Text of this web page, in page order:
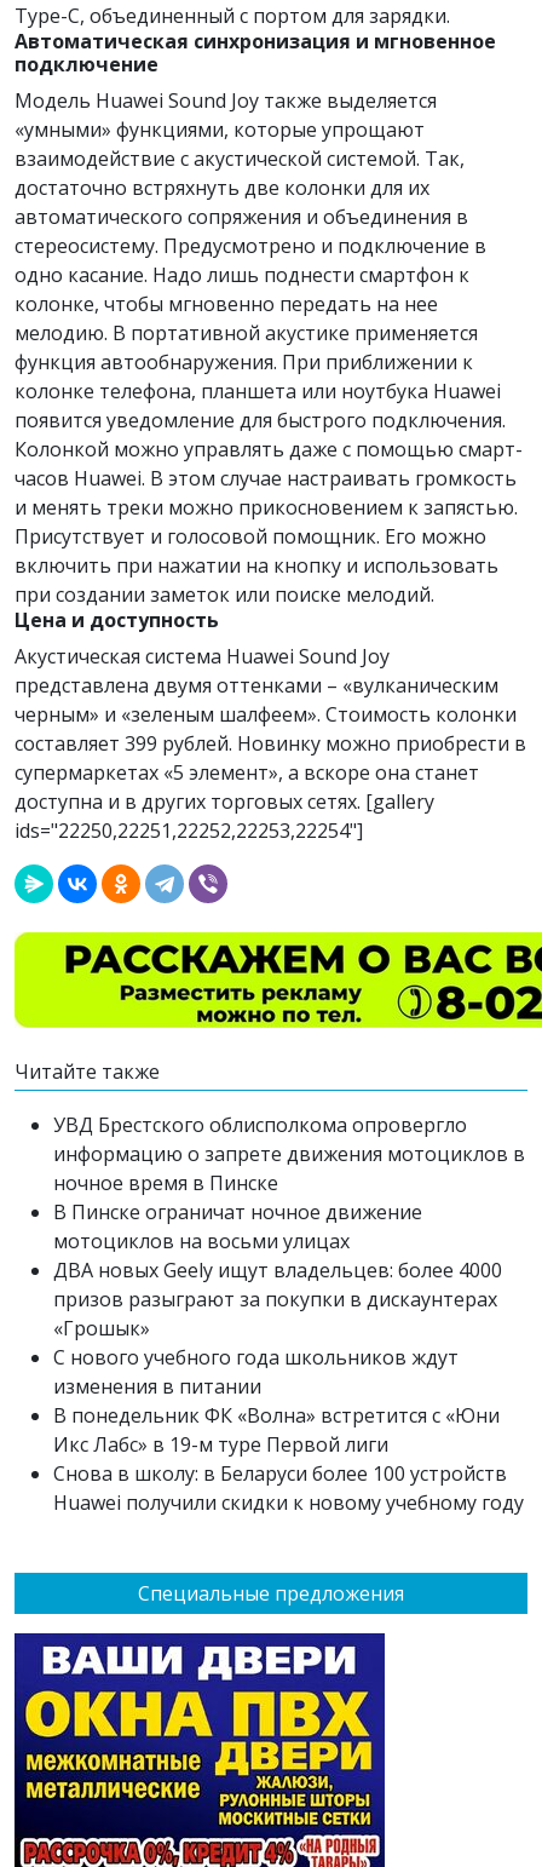
Специальные предложения
Type-C, объединенный с портом для зарядки.
Автоматическая синхронизация и мгновенное
подключение
Модель Huawei Sound Joy также выделяется
«умными» функциями, которые упрощают
взаимодействие с акустической системой. Так,
достаточно встряхнуть две колонки для их
автоматического сопряжения и объединения в
стереосистему. Предусмотрено и подключение в
одно касание. Надо лишь поднести смартфон к
колонке, чтобы мгновенно передать на нее
мелодию. В портативной акустике применяется
функция автообнаружения. При приближении к
колонке телефона, планшета или ноутбука Huawei
появится уведомление для быстрого подключения.
Колонкой можно управлять даже с помощью смарт-
часов Huawei. В этом случае настраивать громкость
и менять треки можно прикосновением к запястью.
Присутствует и голосовой помощник. Его можно
включить при нажатии на кнопку и использовать
при создании заметок или поиске мелодий.
Цена и доступность
Акустическая система Huawei Sound Joy
представлена двумя оттенками – «вулканическим
черным» и «зеленым шалфеем». Стоимость колонки
составляет 399 рублей. Новинку можно приобрести в
супермаркетах «5 элемент», а вскоре она станет
доступна и в других торговых сетях. [gallery
ids="22250,22251,22252,22253,22254"]
Читайте также
УВД Брестского облисполкома опровергло
информацию о запрете движения мотоциклов в
ночное время в Пинске
В Пинске ограничат ночное движение
мотоциклов на восьми улицах
ДВА новых Geely ищут владельцев: более 4000
призов разыграют за покупки в дискаунтерах
«Грошык»
С нового учебного года школьников ждут
изменения в питании
В понедельник ФК «Волна» встретится с «Юни
Икс Лабс» в 19-м туре Первой лиги
Снова в школу: в Беларуси более 100 устройств
Huawei получили скидки к новому учебному году